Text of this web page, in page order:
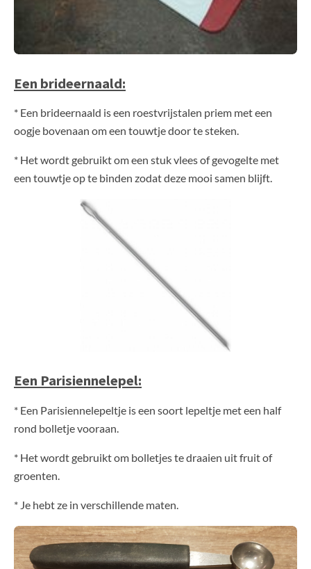
Een brideernaald:
* Een brideernaald is een roestvrijstalen priem met een
oogje bovenaan om een touwtje door te steken.
* Het wordt gebruikt om een stuk vlees of gevogelte met
een touwtje op te binden zodat deze mooi samen blijft.
Een Parisiennelepel:
* Een Parisiennelepeltje is een soort lepeltje met een half
rond bolletje vooraan.
* Het wordt gebruikt om bolletjes te draaien uit fruit of
groenten.
* Je hebt ze in verschillende maten.